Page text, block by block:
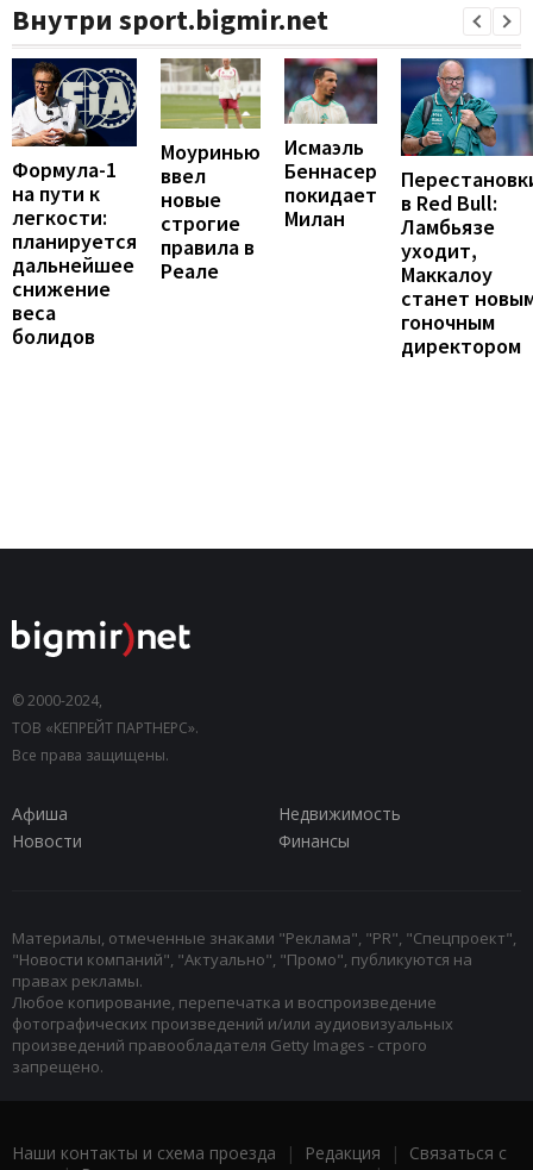
Внутри sport.bigmir.net
Формула-1
на пути к
легкости:
планируется
дальнейшее
снижение
веса
болидов
Моуринью
ввел
новые
строгие
правила в
Реале
Исмаэль
Беннасер
покидает
Милан
в Red Bull:
Ламбьязе
уходит,
Маккалоу
станет
гоночным
директором
© 2000-2024,
ТОВ «КЕПРЕЙТ ПАРТНЕРС».
Все права защищены.
Афиша
Недвижимость
Новости
Финансы
Материалы, отмеченные знаками "Реклама", "PR", "Спецпроект",
"Новости компаний", "Актуально", "Промо", публикуются на
правах рекламы.
Любое копирование, перепечатка и воспроизведение
фотографических произведений и/или аудиовизуальных
произведений правообладателя Getty Images - строго
запрещено.
Наши контакты и схема проезда | Редакция | Связаться с